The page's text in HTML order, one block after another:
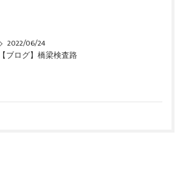
2022/06/24
【ブログ】橋梁検査路